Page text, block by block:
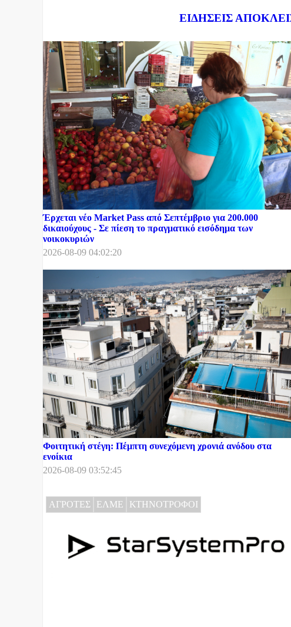
ΕΙΔΗΣΕΙΣ
Έρχεται νέο Market Pass από Σεπτέμβριο για 200.000
δικαιούχους - Σε πίεση το πραγματικό εισόδημα των
νοικοκυριών
2026-08-09 04:02:20
Φοιτητική στέγη: Πέμπτη συνεχόμενη χρονιά ανόδου στα
ενοίκια
2026-08-09 03:52:45
ΑΓΡΟΤΕΣ ΕΛΜΕ ΚΤΗΝΟΤΡΟΦΟΙ